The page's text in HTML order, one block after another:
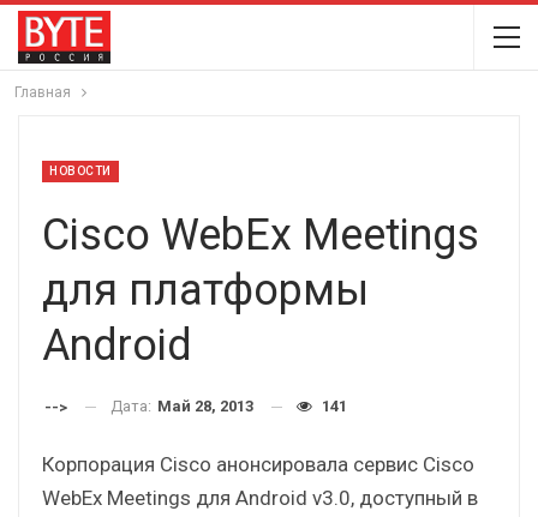
Главная
НОВОСТИ
Cisco WebEx Meetings
для платформы
Android
--> Дата: Май 28, 2013 141
Корпорация Cisco анонсировала сервис Cisco
WebEx Meetings для Android v3.0, доступный в